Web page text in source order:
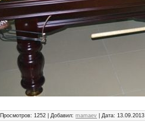
Просмотров: 1252 | Добавил:mamaev | Дата: 13.09.2013